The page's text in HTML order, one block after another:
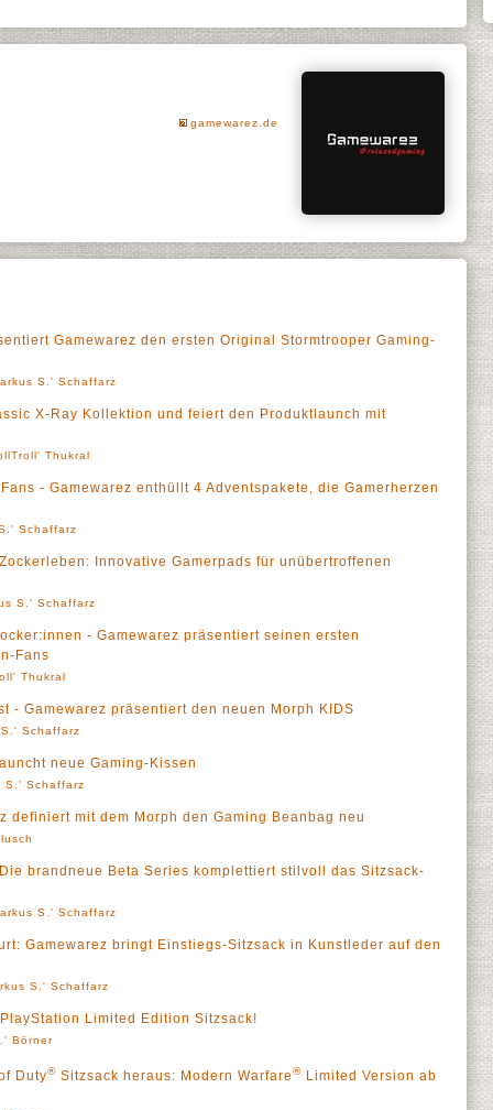
gamewarez.de
Gamewarez den ersten Original Stormtrooper Gaming-
S.' Schaffarz
X-Ray Kollektion und feiert den Produktlaunch mit
Thukral
- Gamewarez enthüllt 4 Adventspakete, die Gamerherzen
Schaffarz
Innovative Gamerpads für unübertroffenen
S.' Schaffarz
- Gamewarez präsentiert seinen ersten
Fans
Thukral
- Gamewarez präsentiert den neuen Morph KIDS
Schaffarz
neue Gaming-Kissen
S.' Schaffarz
definiert mit dem Morph den Gaming Beanbag neu
brandneue Beta Series komplettiert stilvoll das Sitzsack-
S.' Schaffarz
Gamewarez bringt Einstiegs-Sitzsack in Kunstleder auf den
S.' Schaffarz
Limited Edition Sitzsack!
Börner
Duty® Sitzsack heraus: Modern Warfare® Limited Version ab